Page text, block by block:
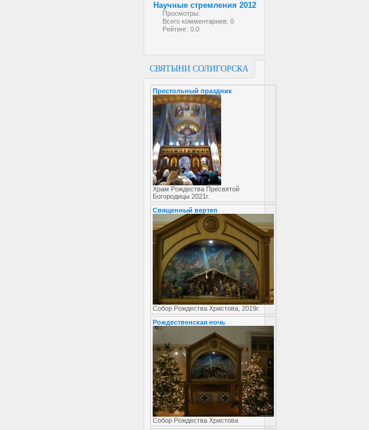
Научные стремления 2012
Просмотры:
Всего комментариев: 0
Рейтинг: 0.0
СВЯТЫНИ СОЛИГОРСКА
Престольный праздник
Храм Рождества Пресвятой
Богородицы 2021г.
Священный вертеп
Собор Рождества Христова, 2019г.
Рождественская ночь
Собор Рождества Христова